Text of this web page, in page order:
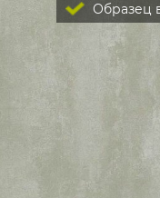
Образец